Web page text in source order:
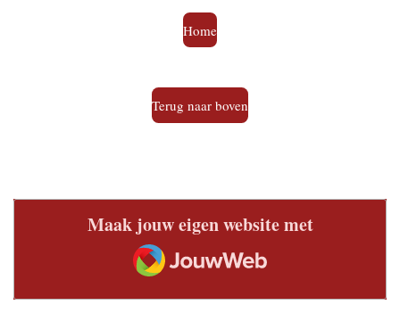
Home
Terug naar boven
Maak jouw eigen website met
JouwWeb